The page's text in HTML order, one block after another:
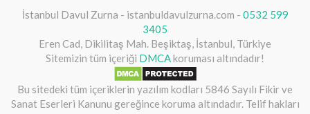
İstanbul Davul Zurna - istanbuldavulzurna.com - 0532 599
3405
Eren Cad, Dikilitaş Mah. Beşiktaş, İstanbul, Türkiye
Sitemizin tüm içeriği DMCAkoruması altındadır!
Bu sitedeki tüm içeriklerin yazılım kodları 5846 Sayılı Fikir ve
Sanat Eserleri Kanunu gereğince koruma altındadır. Telif hakları